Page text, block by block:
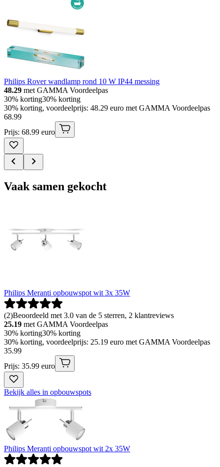
Philips Rover wandlamp rond 10 W IP44 messing
48.29 met GAMMA Voordeelpas
30% korting30% korting
30% korting, voordeelprijs: 48.29 euro met GAMMA Voordeelpas
68.99
Prijs: 68.99 euro
Vaak samen gekocht
Philips Meranti opbouwspot wit 3x 35W
(2)Beoordeeld met 3.0 van de 5 sterren, 2 klantreviews
25.19 met GAMMA Voordeelpas
30% korting30% korting
30% korting, voordeelprijs: 25.19 euro met GAMMA Voordeelpas
35.99
Prijs: 35.99 euro
Bekijk alles in opbouwspots
Philips Meranti opbouwspot wit 2x 35W